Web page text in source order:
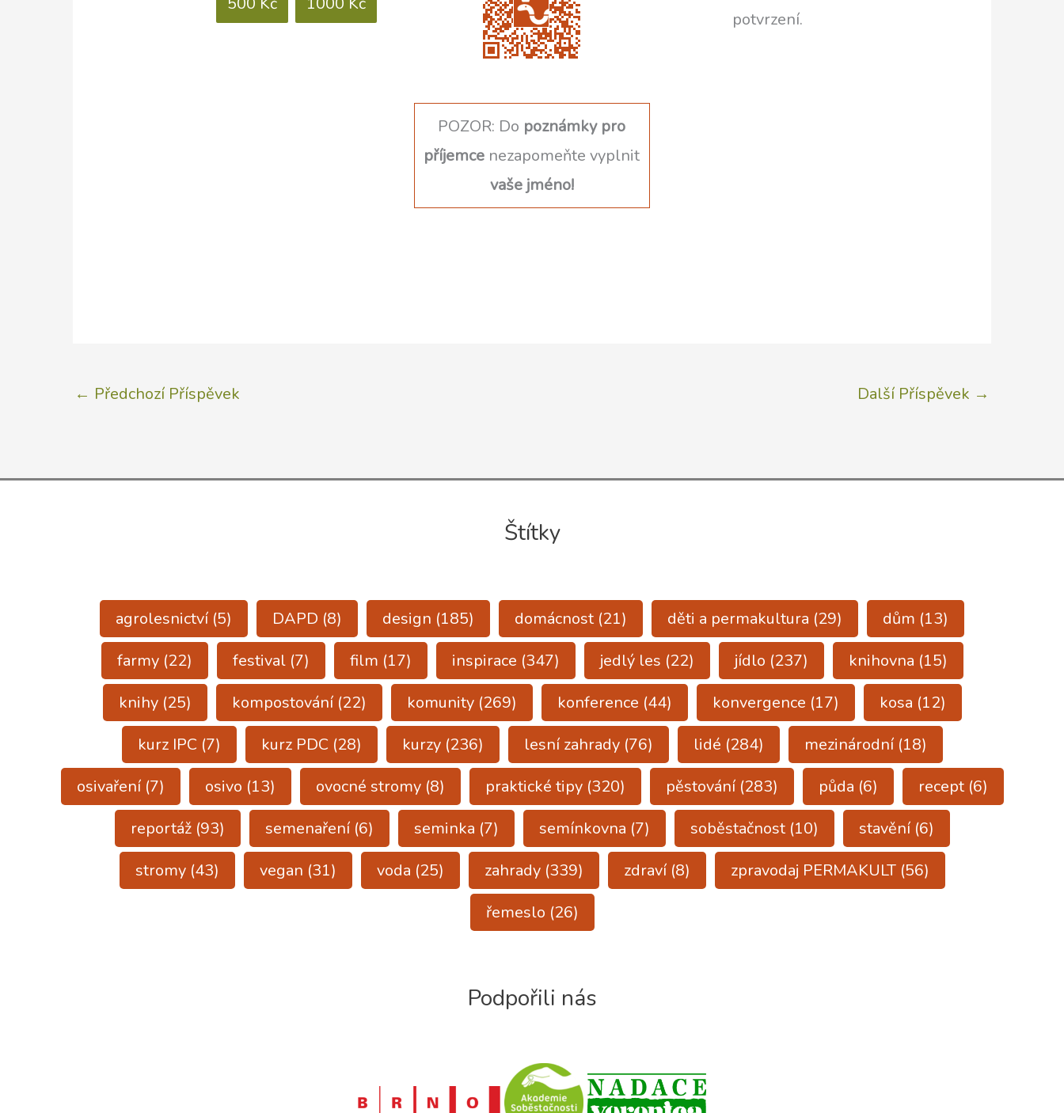
POZOR: Do poznámky pro
příjemce nezapomeňte vyplnit
vaše jméno!
potvrzení.
← Předchozí Příspěvek Další Příspěvek →
Štítky
agrolesnictví (5) DAPD (8) design (185) domácnost (21) děti a permakultura (29) dům (13)
farmy(22) festival(7) film (17) inspirace (347) jedlý les (22) jídlo (237) knihovna (15)
knihy(25) kompostování(22) komunity(269) konference (44) konvergence (17) kosa (12)
kurz IPC (7) kurz PDC (28) kurzy(236) lesní zahrady(76) lidé (284) mezinárodní(18)
osivaření(7) osivo (13) ovocné stromy(8) praktické tipy(320) pěstování(283) půda (6) recept(6)
reportáž(93) semenaření(6) seminka (7) semínkovna (7) soběstačnost(10) stavění(6)
stromy(43) vegan (31) voda (25) zahrady(339) zdraví(8) zpravodaj PERMAKULT(56)
řemeslo (26)
Podpořili nás